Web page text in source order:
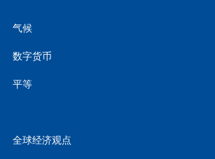
气候
数字货币
平等
全球经济观点